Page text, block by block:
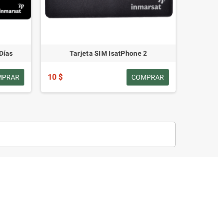
Tarjeta SIM IsatPhone 2
10 $ COMPRAR